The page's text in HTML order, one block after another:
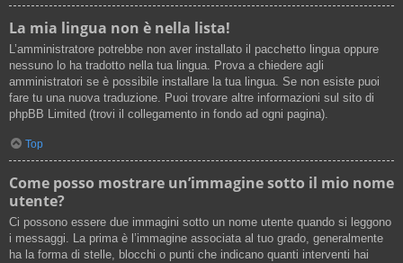
La mia lingua non è nella lista!
L’amministratore potrebbe non aver installato il pacchetto lingua oppure
nessuno lo ha tradotto nella tua lingua. Prova a chiedere agli
amministratori se è possibile installare la tua lingua. Se non esiste puoi
fare tu una nuova traduzione. Puoi trovare altre informazioni sul sito di
phpBB Limited (trovi il collegamento in fondo ad ogni pagina).
Top
Come posso mostrare un’immagine sotto il mio nome
utente?
Ci possono essere due immagini sotto un nome utente quando si leggono
i messaggi. La prima è l’immagine associata al tuo grado, generalmente
ha la forma di stelle, blocchi o punti che indicano quanti interventi hai